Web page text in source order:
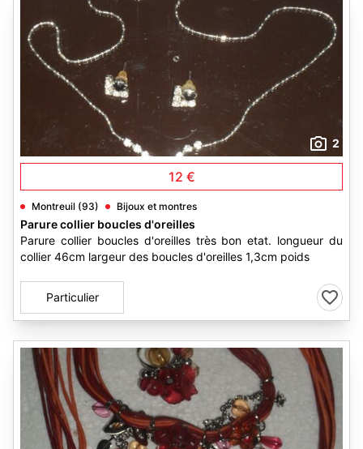
2
12 €
Montreuil (93) Bijoux et montres
Parure collier boucles d'oreilles
Parure collier boucles d'oreilles très bon etat. longueur du
collier 46cm largeur des boucles d'oreilles 1,3cm poids
Particulier